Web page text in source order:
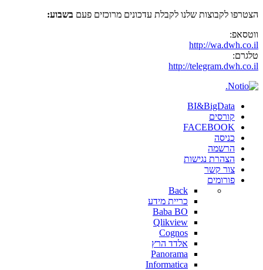
הצטרפו לקבוצות שלנו לקבלת עדכונים מרוכזים פעם בשבוע:
ווטסאפ:
http://wa.dwh.co.il
טלגרם:
http://telegram.dwh.co.il
BI&BigData
קורסים
FACEBOOK
כניסה
הרשמה
הצהרת נגישות
צור קשר
פורומים
Back
כריית מידע
Baba BO
Qlikview
Cognos
אלדד הרץ
Panorama
Informatica